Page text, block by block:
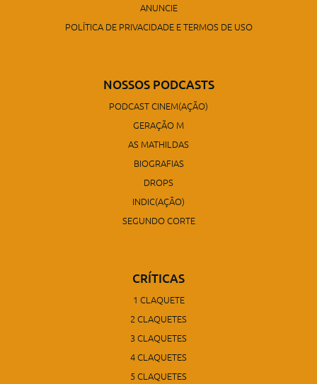
ANUNCIE
POLÍTICA DE PRIVACIDADE E TERMOS DE USO
NOSSOS PODCASTS
PODCAST CINEM(AÇÃO)
GERAÇÃO M
AS MATHILDAS
BIOGRAFIAS
DROPS
INDIC(AÇÃO)
SEGUNDO CORTE
CRÍTICAS
1 CLAQUETE
2 CLAQUETES
3 CLAQUETES
4 CLAQUETES
5 CLAQUETES